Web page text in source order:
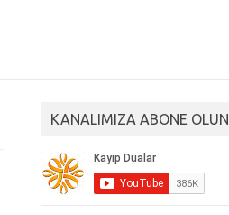
KANALIMIZA ABONE OLUN